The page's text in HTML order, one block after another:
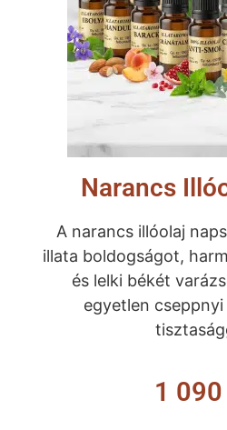
Narancs
A narancs illóolaj
illata boldogságot,
és lelki békét
egyetlen
1 090